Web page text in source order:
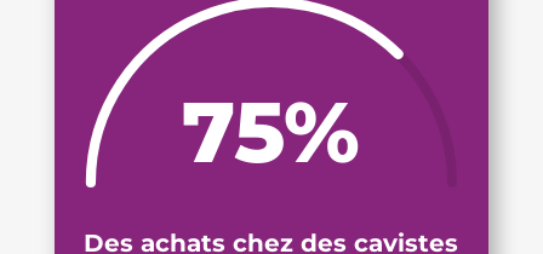
75%
Des achats chez des cavistes